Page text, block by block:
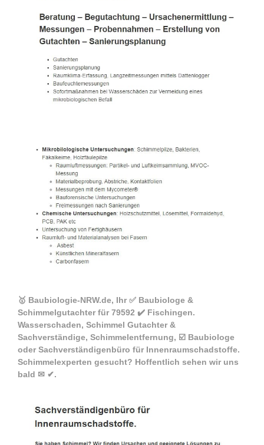
🥇 Baubiologie-NRW.de, Ihr ✅ Baubiologe &
Schimmelgutachter für 79592 ✔️ Fischingen.
Wasserschaden, Schimmel Gutachter &
Sachverständige, Schimmelentfernung, ☑️ Baubiologe
oder Sachverständigenbüro für Innenraumschadstoffe.
Schimmelexperten gesucht? Hoffentlich sehen wir uns
bald ✉ ✔.